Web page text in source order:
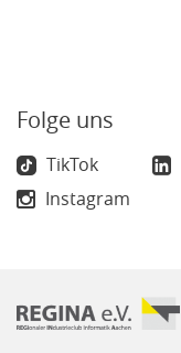
Folge uns
TikTok
Instagram